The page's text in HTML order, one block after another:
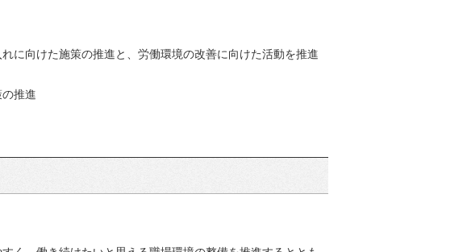
に向けた施策の推進と、労働環境の改善に向けた活動を推進
推進